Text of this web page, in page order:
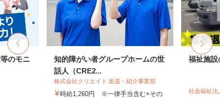
のモニ
知的障がい者グループホームの世
話人（CRE2...
株式会社クリエイト 派遣・紹介事業部
時給1,260円 ※一律手当含む+その
福祉施設
社会福祉